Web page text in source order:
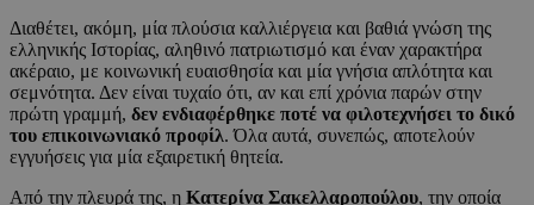
Διαθέτει, ακόμη, μία πλούσια καλλιέργεια και βαθιά γνώση της
ελληνικής Ιστορίας, αληθινό πατριωτισμό και έναν χαρακτήρα
ακέραιο, με κοινωνική ευαισθησία και μία γνήσια απλότητα και
σεμνότητα. Δεν είναι τυχαίο ότι, αν και επί χρόνια παρών στην
πρώτη γραμμή, δεν ενδιαφέρθηκε ποτέ να φιλοτεχνήσει το δικό
του επικοινωνιακό προφίλ. Όλα αυτά, συνεπώς, αποτελούν
εγγυήσεις για μία εξαιρετική θητεία.
Από την πλευρά της, η Κατερίνα Σακελλαροπούλου, την οποία